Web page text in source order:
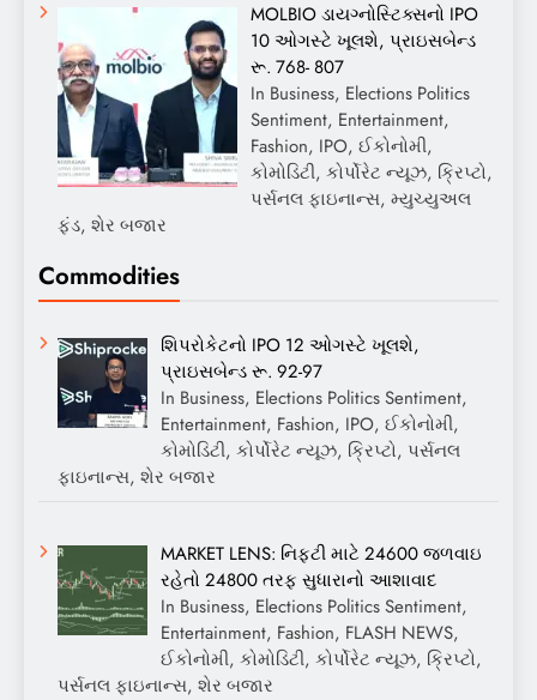
MOLBIO ડાયગ્નોસ્ટિક્સનો IPO
10 ઓગસ્ટે ખૂલશે, પ્રાઇસબેન્ડ
રૂ. 768- 807
In Business, Elections Politics
Sentiment, Entertainment,
Fashion, IPO, ઈકોનોમી,
કોમોડિટી, કોર્પોરેટ ન્યૂઝ, ક્રિપ્ટો,
પર્સનલ ફાઇનાન્સ, મ્યુચ્યુઅલ
ફંડ, શેર બજાર
Commodities
શિપરોકેટનો IPO 12 ઓગસ્ટે ખૂલશે,
પ્રાઇસબેન્ડ રૂ. 92-97
In Business, Elections Politics Sentiment,
Entertainment, Fashion, IPO, ઈકોનોમી,
કોમોડિટી, કોર્પોરેટ ન્યૂઝ, ક્રિપ્ટો, પર્સનલ
ફાઇનાન્સ, શેર બજાર
MARKET LENS: નિફ્ટી માટે 24600 જળવાઇ
રહેતો 24800 તરફ સુધારાનો આશાવાદ
In Business, Elections Politics Sentiment,
Entertainment, Fashion, FLASH NEWS,
ઈકોનોમી, કોમોડિટી, કોર્પોરેટ ન્યૂઝ, ક્રિપ્ટો,
પર્સનલ ફાઇનાન્સ, શેર બજાર